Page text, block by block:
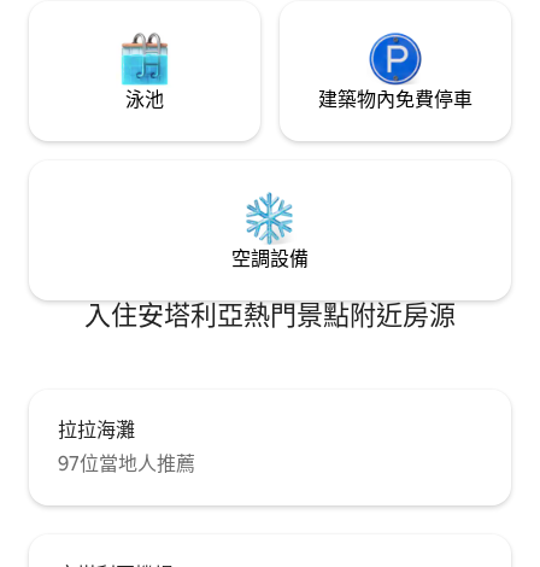
泳池 建築物內免費停車
空調設備
入住安塔利亞熱門景點附近房源
拉拉海灘
97位當地人推薦